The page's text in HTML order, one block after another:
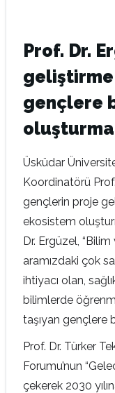
Prof. Dr.
geliştirme
gençlere
Üsküdar
Koordinatörü
gençlerin proje
ekosistem
Dr. Ergüzel,
aramızdaki çok
ihtiyacı olan,
bilimlerde
taşıyan gençlere
Prof. Dr. Türker
Forumu’nun
çekerek 2030